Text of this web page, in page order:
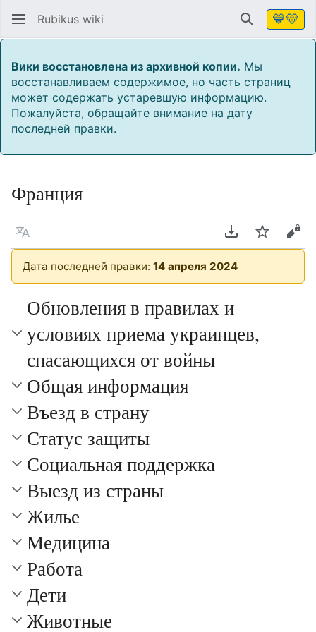
Rubikus wiki Найти💙💛
Вики восстановлена из архивной копии. Мы
восстанавливаем содержимое, но часть страниц
может содержать устаревшую информацию.
Пожалуйста, обращайте внимание на дату
последней правки.
Франция
Язык Скачать PDF
Следить
Дата последней правки:14 апреля 2024
Обновления в правилах и
условиях приема украинцев,
спасающихся от войны
Общая информация
Въезд в страну
Статус защиты
Социальная поддержка
Выезд из страны
Жилье
Медицина
Работа
Дети
Животные